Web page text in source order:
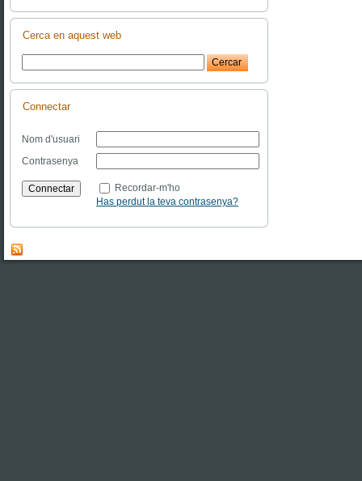
Cerca en aquest web
Connectar
Nom d'usuari
Contrasenya
Recordar-m'ho
Has perdut la teva contrasenya?